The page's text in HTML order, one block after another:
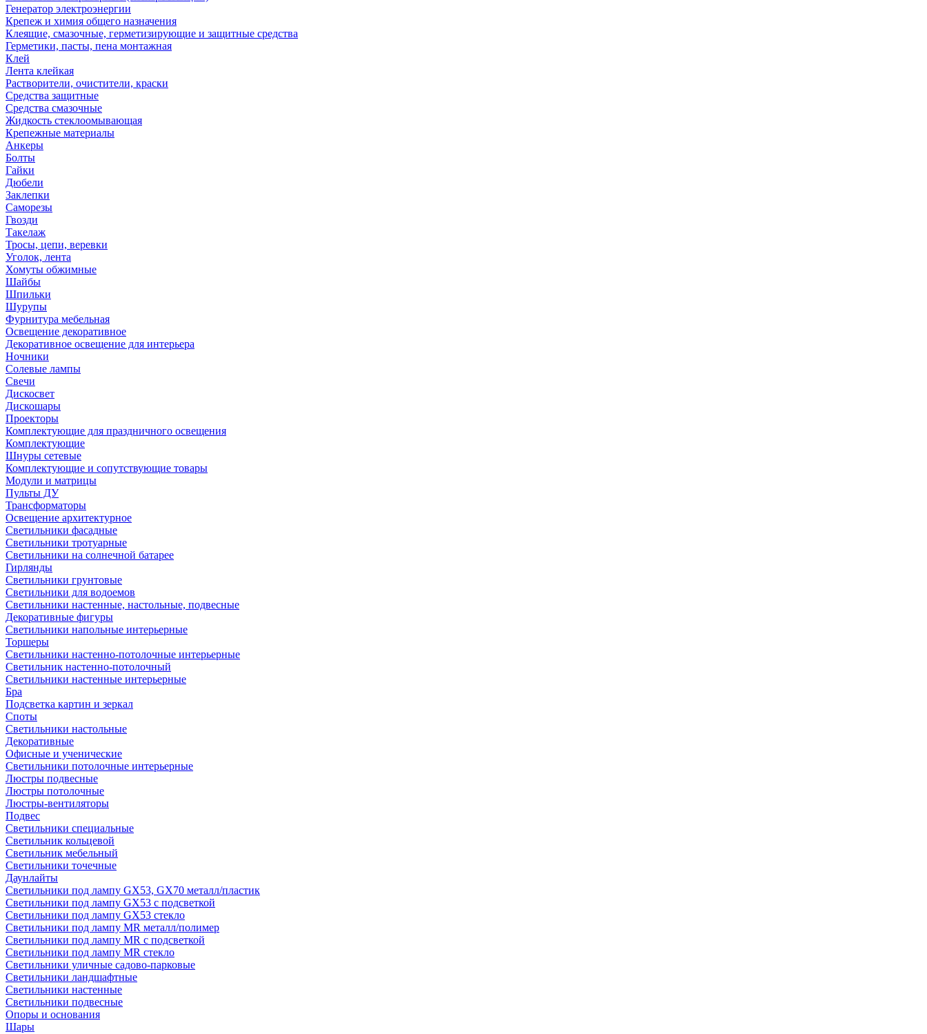
Генератор электроэнергии
Крепеж и химия общего назначения
Клеящие, смазочные, герметизирующие и защитные средства
Герметики, пасты, пена монтажная
Клей
Лента клейкая
Растворители, очистители, краски
Средства защитные
Средства смазочные
Жидкость стеклоомывающая
Крепежные материалы
Анкеры
Болты
Гайки
Дюбели
Заклепки
Саморезы
Гвозди
Такелаж
Тросы, цепи, веревки
Уголок, лента
Хомуты обжимные
Шайбы
Шпильки
Шурупы
Фурнитура мебельная
Освещение декоративное
Декоративное освещение для интерьера
Ночники
Солевые лампы
Свечи
Дискосвет
Дискошары
Проекторы
Комплектующие для праздничного освещения
Комплектующие
Шнуры сетевые
Комплектующие и сопутствующие товары
Модули и матрицы
Пульты ДУ
Трансформаторы
Освещение архитектурное
Светильники фасадные
Светильники тротуарные
Светильники на солнечной батарее
Гирлянды
Светильники грунтовые
Светильники для водоемов
Светильники настенные, настольные, подвесные
Декоративные фигуры
Светильники напольные интерьерные
Торшеры
Светильники настенно-потолочные интерьерные
Светильник настенно-потолочный
Светильники настенные интерьерные
Бра
Подсветка картин и зеркал
Споты
Светильники настольные
Декоративные
Офисные и ученические
Светильники потолочные интерьерные
Люстры подвесные
Люстры потолочные
Люстры-вентиляторы
Подвес
Светильники специальные
Светильник кольцевой
Светильник мебельный
Светильники точечные
Даунлайты
Светильники под лампу GX53, GX70 металл/пластик
Светильники под лампу GX53 с подсветкой
Светильники под лампу GX53 стекло
Светильники под лампу MR металл/полимер
Светильники под лампу MR с подсветкой
Светильники под лампу MR стекло
Светильники уличные садово-парковые
Светильники ландшафтные
Светильники настенные
Светильники подвесные
Опоры и основания
Шары